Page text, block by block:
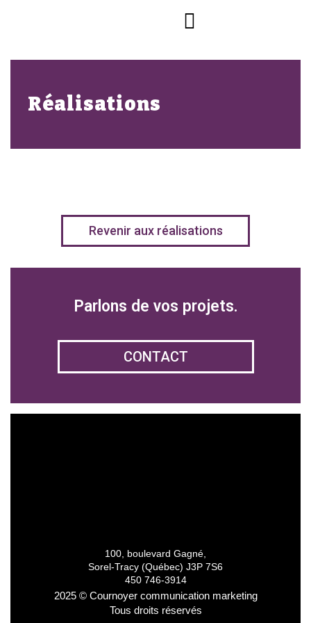
Réalisations
Revenir aux réalisations
Parlons de vos projets.
CONTACT
100, boulevard Gagné,
Sorel-Tracy (Québec) J3P 7S6
450 746-3914
2025 © Cournoyer communication marketing
Tous droits réservés